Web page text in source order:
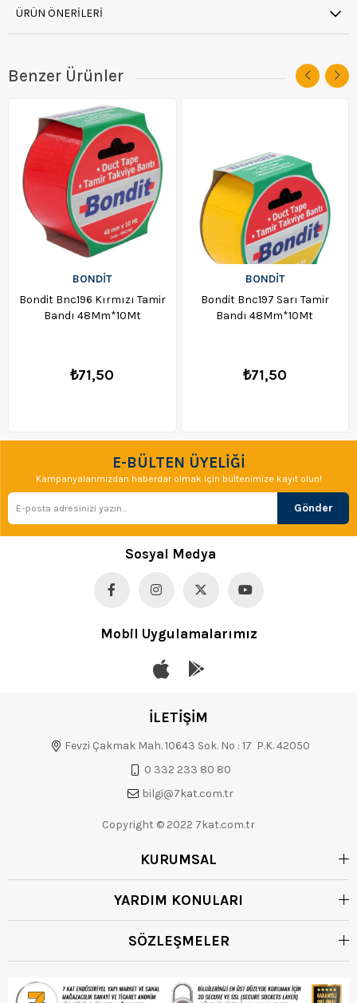
ÜRÜN ÖNERILERI
Benzer Ürünler
BONDIT
Bondit Bnc196 Kırmızı Tamir
Bandı 48Mm*10Mt
₺71,50
BONDIT
Bondit Bnc197 Sarı Tamir
Bandı 48Mm*10Mt
₺71,50
E-BÜLTEN ÜYELİĞİ
Kampanyalarımızdan haberdar olmak için bültenimize kayıt olun!
Gönder
Sosyal Medya
Mobil Uygulamalarımız
İLETİŞİM
Fevzi Çakmak Mah. 10643 Sok. No : 17 P.K. 42050
0 332 233 80 80
bilgi@7kat.com.tr
Copyright © 2022 7kat.com.tr
KURUMSAL
YARDIM KONULARI
SÖZLEŞMELER